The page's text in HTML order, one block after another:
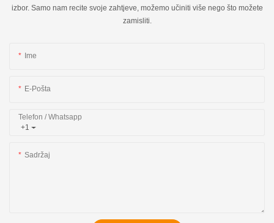
izbor. Samo nam recite svoje zahtjeve, možemo učiniti više nego što možete
zamisliti.
Ime
E-Pošta
+1
Telefon / Whatsapp
Sadržaj